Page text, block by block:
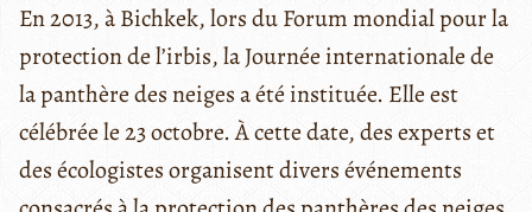
En 2013, à Bichkek, lors du Forum mondial pour la
protection de l’irbis, la Journée internationale de
la panthère des neiges a été instituée. Elle est
célébrée le 23 octobre. À cette date, des experts et
des écologistes organisent divers événements